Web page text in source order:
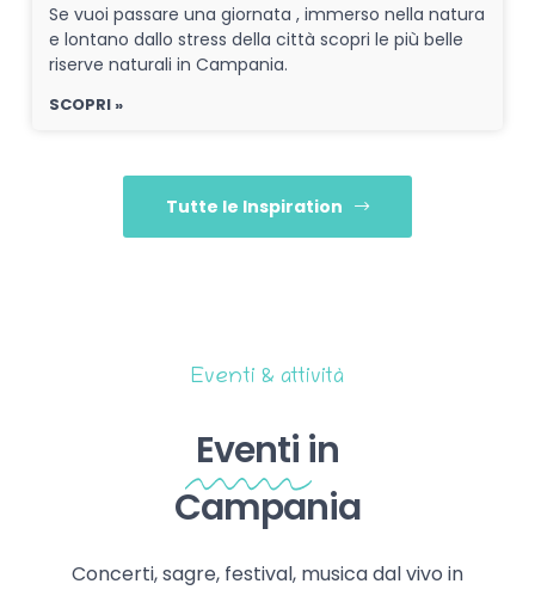
Se vuoi passare una giornata , immerso nella natura
e lontano dallo stress della città scopri le più belle
riserve naturali in Campania.
SCOPRI »
Tutte le Inspiration
Eventi & attività
Eventi in
Campania
Concerti, sagre, festival, musica dal vivo in